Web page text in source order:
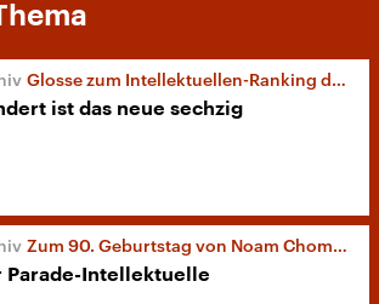
Glosse zum Intellektuellen-Ranking des „Cicero“
ist das neue sechzig
Zum 90. Geburtstag von Noam Chomsky
Parade-Intellektuelle